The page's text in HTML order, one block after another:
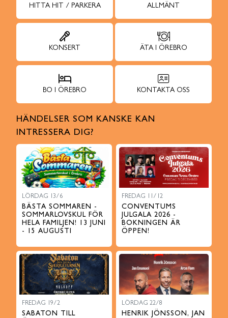
HITTA HIT / PARKERA ALLMÄNT
KONSERT ÄTA I ÖREBRO
BO I ÖREBRO KONTAKTA OSS
HÄNDELSER SOM KANSKE KAN
INTRESSERA DIG?
LÖRDAG 13/6
BÄSTA SOMMAREN -
SOMMARLOVSKUL FÖR
HELA FAMILJEN! 13 JUNI
- 15 AUGUSTI
FREDAG 11/12
CONVENTUMS
JULGALA 2026 -
BOKNINGEN ÄR
ÖPPEN!
FREDAG 19/2
SABATON TILL
LÖRDAG 22/8
HENRIK JÖNSSON, JAN